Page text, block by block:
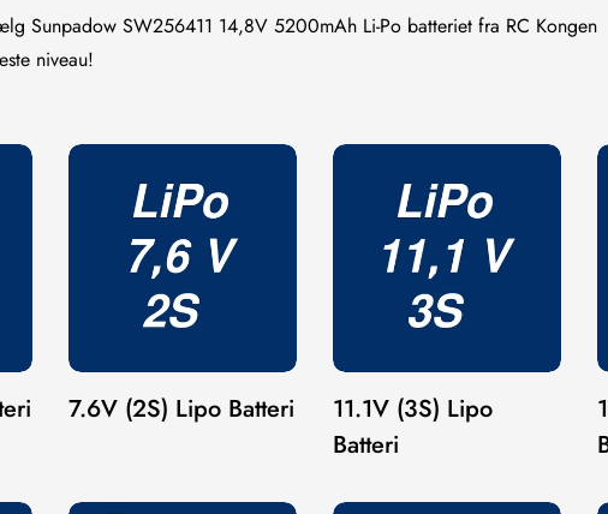
Sunpadow SW256411 14,8V 5200mAh Li-Po batteriet fra RC Kongen
niveau!
7.6V (2S) Lipo Batteri
11.1V (3S) Lipo
Batteri